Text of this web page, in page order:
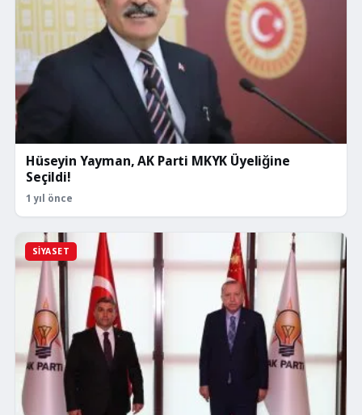
Hüseyin Yayman, AK Parti MKYK Üyeliğine
Seçildi!
1 yıl önce
SIYASET